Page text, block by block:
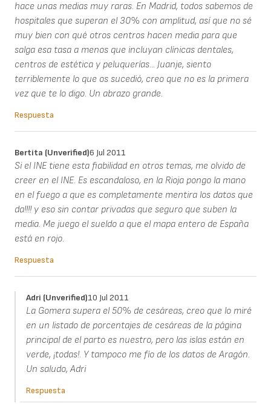
hace unas medias muy raras. En Madrid, todos sabemos de
hospitales que superan el 30% con amplitud, así que no sé
muy bien con qué otros centros hacen media para que
salga esa tasa a menos que incluyan clínicas dentales,
centros de estética y peluquerías... Juanje, siento
terriblemente lo que os sucedió, creo que no es la primera
vez que te lo digo. Un abrazo grande.
Respuesta
Bertita (unverified)6 Jul 2011
Si el INE tiene esta fiabilidad en otros temas, me olvido de
creer en el INE. Es escandaloso, en la Rioja pongo la mano
en el fuego a que es completamente mentira los datos que
da!!!! y eso sin contar privadas que seguro que suben la
media. Me juego el sueldo a que el mapa entero de España
está en rojo.
Respuesta
Adri (unverified)10 Jul 2011
La Gomera supera el 50% de cesáreas, creo que lo miré
en un listado de porcentajes de cesáreas de la página
principal de el parto es nuestro, pero las islas están en
verde, ¡todas!. Y tampoco me fío de los datos de Aragón.
Un saludo, Adri
Respuesta